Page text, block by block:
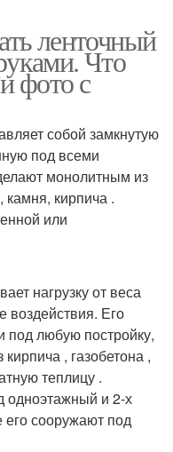
ленточный
Что
фото с
собой замкнутую
под всеми
монолитным из
кирпича .
или
нагрузку от веса
воздействия. Его
под любую постройку,
, газобетона ,
теплицу .
одноэтажный и 2-х
сооружают под